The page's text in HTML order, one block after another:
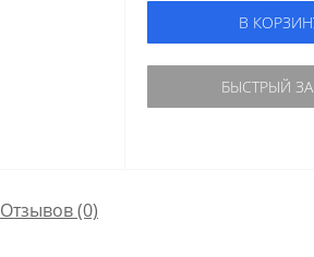
В
БЫСТРЫЙ
Отзывов (0)